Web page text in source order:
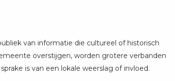
van informatie die cultureel of historisch
overstijgen, worden grotere verbanden
is van een lokale weerslag of invloed.